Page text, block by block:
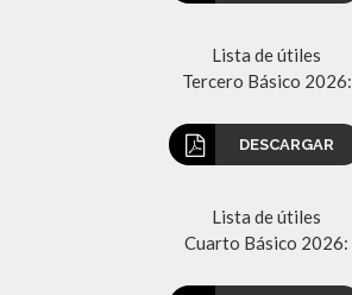
Lista de útiles
Tercero Básico 2026:
DESCARGAR
Lista de útiles
Cuarto Básico 2026: